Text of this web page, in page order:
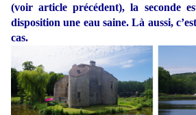
(voir article précédent), la seconde
disposition une eau saine. Là aussi,
cas.